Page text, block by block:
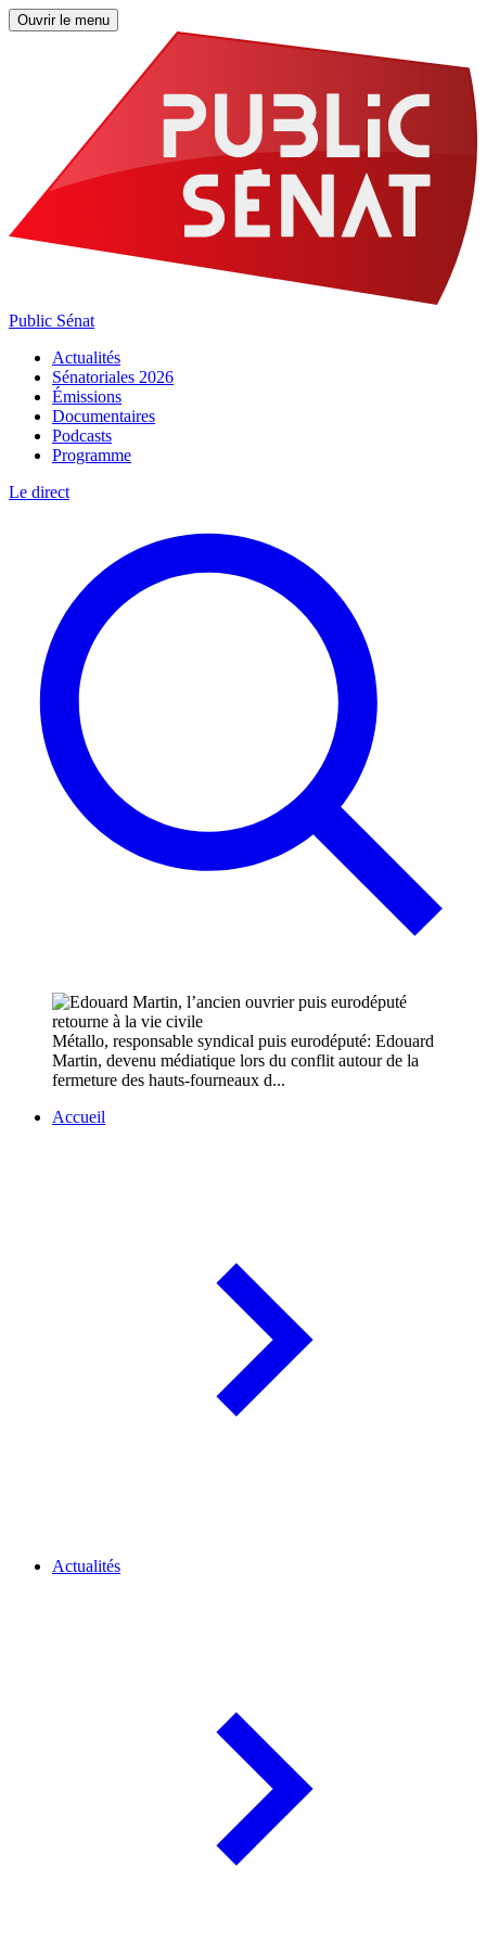
Ouvrir le menu
Public Sénat
Actualités
Sénatoriales 2026
Émissions
Documentaires
Podcasts
Programme
Le direct
Métallo, responsable syndical puis eurodéputé: Edouard
Martin, devenu médiatique lors du conflit autour de la
fermeture des hauts-fourneaux d...
Accueil
Actualités